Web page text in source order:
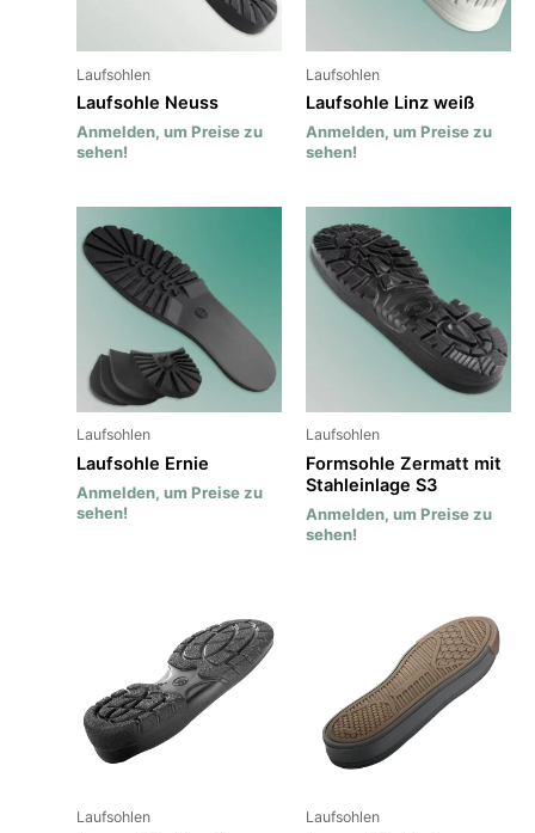
Laufsohlen
Laufsohle Neuss
Anmelden, um Preise zu
sehen!
Laufsohlen
Laufsohle Linz weiß
Anmelden, um Preise zu
sehen!
Laufsohlen
Laufsohle Ernie
Anmelden, um Preise zu
sehen!
Laufsohlen
Formsohle Zermatt mit
Stahleinlage S3
Anmelden, um Preise zu
sehen!
Laufsohlen Laufsohlen